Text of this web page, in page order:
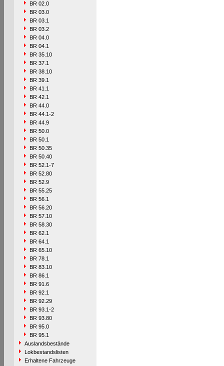
BR 02.0
BR 03.0
BR 03.1
BR 03.2
BR 04.0
BR 04.1
BR 35.10
BR 37.1
BR 38.10
BR 39.1
BR 41.1
BR 42.1
BR 44.0
BR 44.1-2
BR 44.9
BR 50.0
BR 50.1
BR 50.35
BR 50.40
BR 52.1-7
BR 52.80
BR 52.9
BR 55.25
BR 56.1
BR 56.20
BR 57.10
BR 58.30
BR 62.1
BR 64.1
BR 65.10
BR 78.1
BR 83.10
BR 86.1
BR 91.6
BR 92.1
BR 92.29
BR 93.1-2
BR 93.80
BR 95.0
BR 95.1
Auslandsbestände
Lokbestandslisten
Erhaltene Fahrzeuge